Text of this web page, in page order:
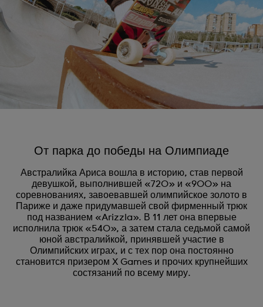
От парка до победы на Олимпиаде
Австралийка Ариса вошла в историю, став первой
девушкой, выполнившей «720» и «900» на
соревнованиях, завоевавшей олимпийское золото в
Париже и даже придумавшей свой фирменный трюк
под названием «Arizzla». В 11 лет она впервые
исполнила трюк «540», а затем стала седьмой самой
юной австралийкой, принявшей участие в
Олимпийских играх, и с тех пор она постоянно
становится призером X Games и прочих крупнейших
состязаний по всему миру.